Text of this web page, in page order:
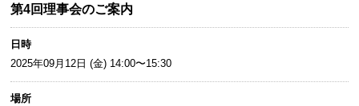
第4回理事会のご案内
日時
2025年09月12日 (金) 14:00〜15:30
場所